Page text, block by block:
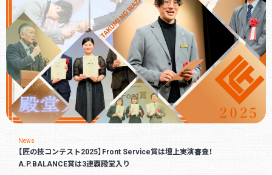
News
【匠の技コンテスト2025】Front Service賞は壇上実演審査！
A.P.BALANCE賞は3連覇殿堂入り